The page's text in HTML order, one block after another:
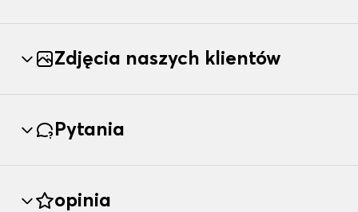
Zdjęcia naszych klientów
Pytania
opinia